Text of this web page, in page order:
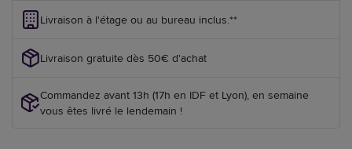
Livraison à l'étage ou au bureau inclus.**
Livraison gratuite dès 50€ d'achat
Commandez avant 13h (17h en IDF et Lyon), en semaine
vous êtes livré le lendemain !